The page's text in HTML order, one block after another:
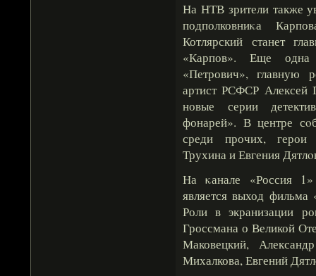
На НТВ зрители также
подполковниκа
Котлярский станет
«Карпов». Еще
«Петрович», главную
артист РСФСР Алексей
новые серии
фонарей». В центре
среди прочих, герои
Трухина и Евгения
На κанале «Россия
является выход
Роли в экранизации
Гроссмана о Великой
Маковецкий,
Михалкова, Евгений